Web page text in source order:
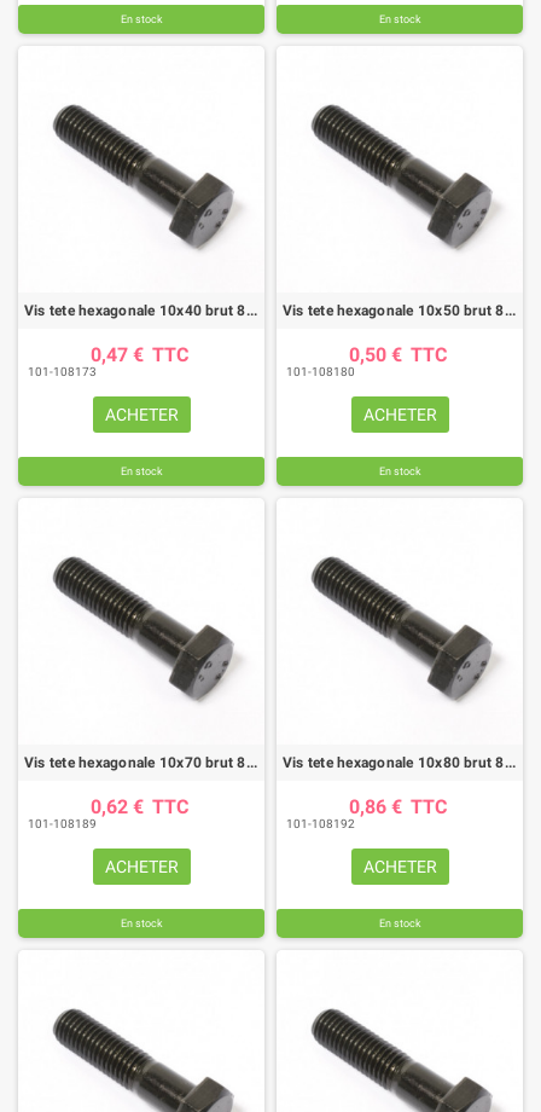
En stock En stock
Vis tete hexagonale 10x40 brut 8.8 fp (boite de 100)
0,47 € TTC
101-108173
ACHETER
En stock
Vis tete hexagonale 10x50 brut 8.8 fp (boite de 100)
0,50 € TTC
101-108180
ACHETER
En stock
Vis tete hexagonale 10x70 brut 8.8 fp (boite de 50)
0,62 € TTC
101-108189
ACHETER
En stock
Vis tete hexagonale 10x80 brut 8.8 fp (boite de 50)
0,86 € TTC
101-108192
ACHETER
En stock